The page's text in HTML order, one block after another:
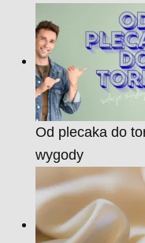
Od plecaka do
wygody